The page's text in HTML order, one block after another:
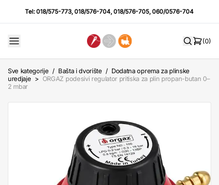
Tel:018/575-773,018/576-704,018/576-705,060/0576-704
(0)
Sve kategorije / Bašta i dvorište / Dodatna oprema za plinske
uredjaje > ORGAZ podesivi regulator pritiska za plin propan-butan 0–
2 mbar